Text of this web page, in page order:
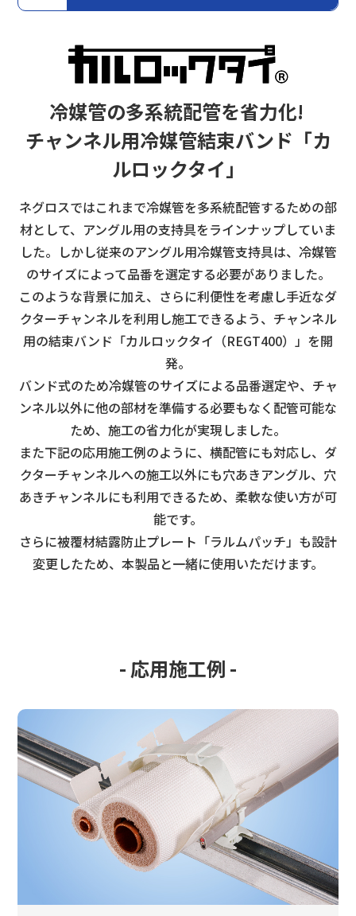
冷媒管の多系統配管を省力化!
チャンネル用冷媒管結束バンド「カ
ルロックタイ」
ネグロスではこれまで冷媒管を多系統配管するための部
材として、アングル用の支持具をラインナップしていま
した。 しかし従来のアングル用冷媒管支持具は、冷媒管
のサイズによって品番を選定する必要がありました。
このような背景に加え、さらに利便性を考慮し手近なダ
クターチャンネルを利用し施工できるよう、 チャンネル
用の結束バンド「カルロックタイ（REGT400）」を開
発。
バンド式のため冷媒管のサイズによる品番選定や、チャ
ンネル以外に他の部材を準備する必要もなく配管可能な
ため、 施工の省力化が実現しました。
また下記の応用施工例のように、横配管にも対応し、ダ
クターチャンネルへの施工以外にも穴あきアングル、 穴
あきチャンネルにも利用できるため、柔軟な使い方が可
能です。
さらに被覆材結露防止プレート「ラルムパッチ」も設計
変更したため、本製品と一緒に使用いただけます。
- 応用施工例 -